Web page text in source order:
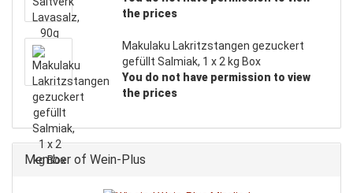
the prices
Makulaku Lakritzstangen gezuckert
gefüllt Salmiak, 1 x 2 kg Box
You do not have permission to view
the prices
Member of Wein-Plus